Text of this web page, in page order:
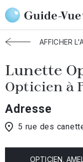
Aller au contenu
Accueil Choisir mon
AFFICHER
Lunette
Opticien à
Adresse
5 rue des
OPTICIEN,